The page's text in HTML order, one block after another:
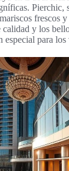
Pierchic,
frescos
y los
especial para los